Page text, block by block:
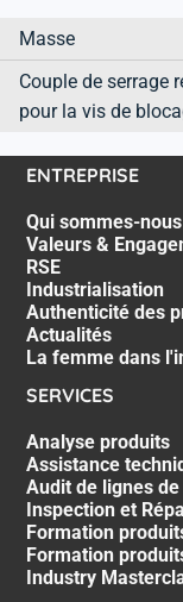
Masse
Couple de serrage
pour la vis de
ENTREPRISE
Qui sommes-
Valeurs &
RSE
Industrialisation
Authenticité des
Actualités
La femme dans
SERVICES
Analyse produits
Assistance
Audit de lignes
Inspection et
Formation
Formation
Industry